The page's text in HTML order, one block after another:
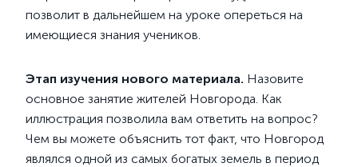
позволит в дальнейшем на уроке опереться на
имеющиеся знания учеников.
Этап изучения нового материала. Назовите
основное занятие жителей Новгорода. Как
иллюстрация позволила вам ответить на вопрос?
Чем вы можете объяснить тот факт, что Новгород
являлся одной из самых богатых земель в период